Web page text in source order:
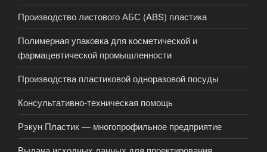
Производство листового АБС (ABS) пластика
Полимерная упаковка для косметической и
фармацевтической промышленности
Производства пластиковой одноразовой посуды
Консультативно-техническая помощь
Рэкун Пластик — многопрофильное предприятие